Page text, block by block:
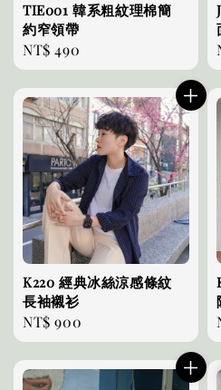
TIE001 韓系粗紋理棉簡
約窄領帶
Regular
price
NT$ 490
K220 經典冰絲涼感條紋
長袖襯衫
Regular
price
NT$ 900